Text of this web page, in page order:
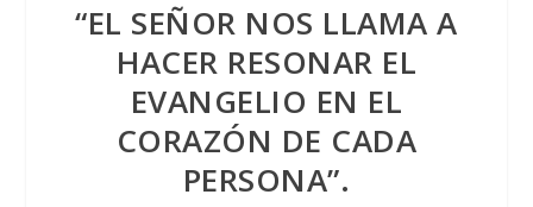
“EL SEÑOR NOS LLAMA A
HACER RESONAR EL
EVANGELIO EN EL
CORAZÓN DE CADA
PERSONA”.